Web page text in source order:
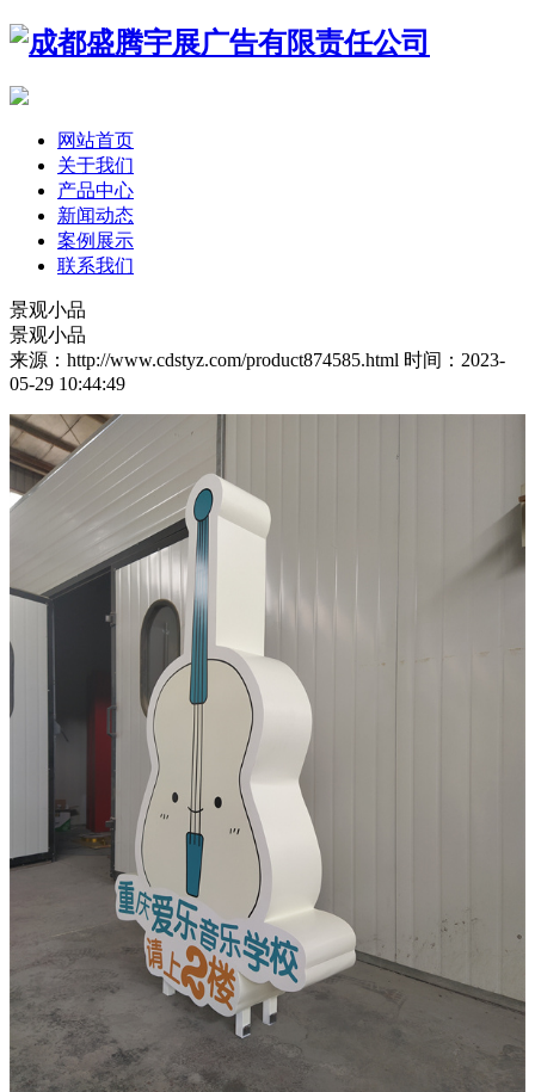
网站首页
关于我们
产品中心
新闻动态
案例展示
联系我们
景观小品
景观小品
来源：http://www.cdstyz.com/product874585.html 时间：2023-
05-29 10:44:49